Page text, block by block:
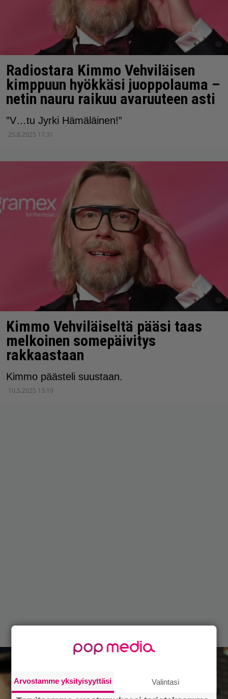
Radiostara Kimmo Vehviläisen
kimppuun hyökkäsi juoppolauma –
netin nauru raikuu avaruuteen asti
”V…tu Jyrki Hämäläinen!”
25.8.2025 17:31
Kimmo Vehviläiseltä pääsi taas
melkoinen somepäivitys
rakkaastaan
Kimmo päästeli suustaan.
10.5.2025 13:19
Arvostamme yksityisyyttäsi Valintasi